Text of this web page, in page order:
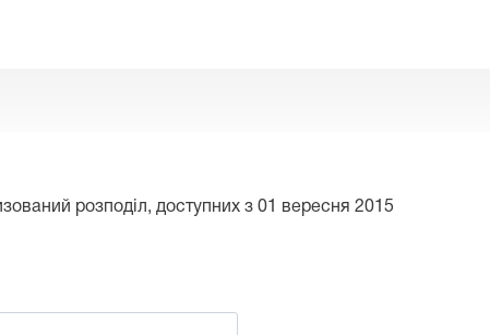
розподіл, доступних з 01 вересня 2015